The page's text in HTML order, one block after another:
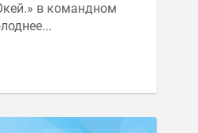
в командном